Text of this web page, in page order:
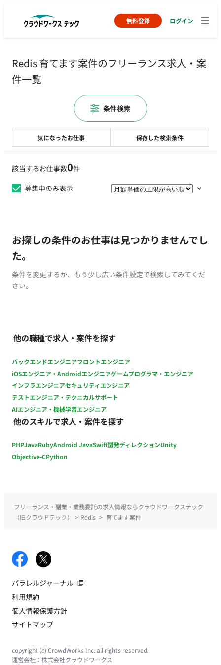
無料登録 ログイン
Redis 育てます案件のフリーランス求人・案
件一覧
該当するお仕事数0件
募集中のみ表示
お探しの条件のお仕事は見つかりませんでし
た。
条件を変更するか、もう少し広い条件設定で検索してみてくだ
さい。
他の職種で求人・案件を探す
バックエンドエンジニアフロントエンジニア
iOSエンジニア・Androidエンジニアゲームプログラマ・エンジニア
インフラエンジニアセキュリティエンジニア
テストエンジニア・テクニカルサポート
AIエンジニア・機械学習エンジニア
他のスキルで求人・案件を探す
PHPJavaRubyAndroid JavaSwift開発ディレクションUnity
Objective-CPython
気になったお仕事 保存した検索条件
条件検索
フリーランス・副業・業務委託の求人情報ならクラウドワークステック
（旧クラウドテック）
> Redis > 育てます案件
パラレルジャーナル
利用規約
個人情報保護方針
サイトマップ
copyright (c) CrowdWorks Inc. all rights reserved.
運営会社： 株式会社クラウドワークス